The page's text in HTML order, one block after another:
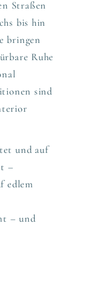
Straßen
bis hin
bringen
Ruhe
sind
und auf
–
edlem
– und